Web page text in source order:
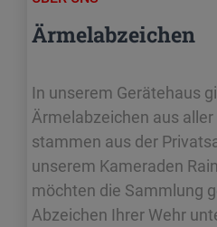
Ärmelabzeichen
In unserem Gerätehaus
Ärmelabzeichen aus
stammen aus der
unserem Kameraden
möchten die Sammlung
Abzeichen Ihrer Wehr